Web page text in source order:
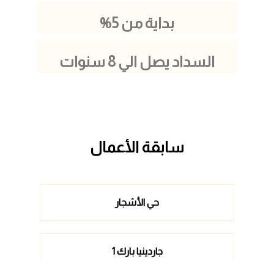
بداية من 5%
السداد يصل الي 8 سنوات
سابقة الأعمال
حي الأشجار
جاردينيا بارك 1